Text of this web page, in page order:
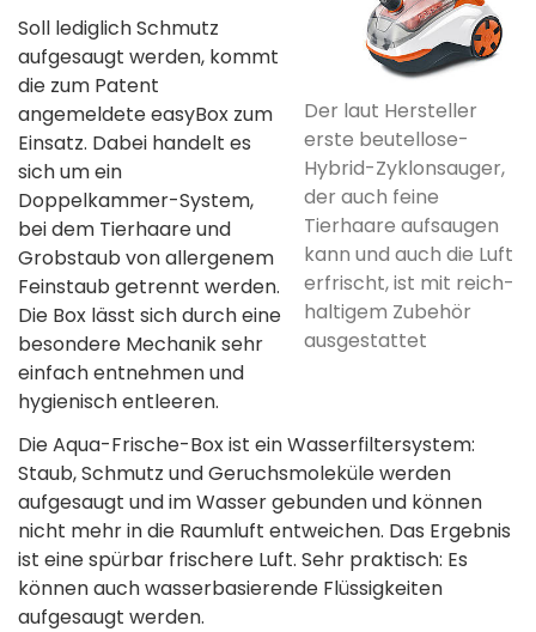
Der laut Hersteller
erste beutellose­
Hybrid-Zyklonsauger,
der auch feine
Tierhaare aufsaugen
kann und auch die Luft
erfrischt, ist mit reich­
haltigem Zubehör
ausgestattet
Soll lediglich Schmutz
aufgesaugt werden, kommt
die zum Patent
angemeldete­ easyBox zum
Einsatz. Dabei handelt es
sich um ein
Doppelkammer-System,
bei dem Tierhaare und
Grobstaub von allergenem
Feinstaub getrennt werden.
Die Box lässt sich durch eine
besondere­ Mechanik sehr
einfach entnehmen und
hygienisch entleeren.
Die Aqua-Frische-Box ist ein Wasserfiltersystem:
Staub, Schmutz und Geruchsmoleküle werden
aufgesaugt und im Wasser gebunden und können
nicht mehr in die Raumluft entweichen. Das Ergebnis
ist eine spürbar frischere­ Luft. Sehr praktisch: Es
können auch wasserbasierende­ Flüssigkeiten
aufgesaugt werden.